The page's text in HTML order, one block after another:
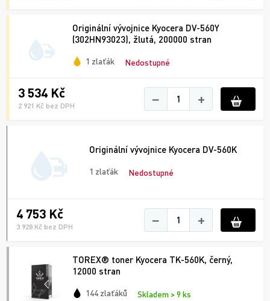
Originální vývojnice Kyocera DV-560Y
(302HN93023), žlutá, 200000 stran
1 zlaťák Nedostupné
3 534 Kč
2 921 Kč bez DPH − +
Originální vývojnice Kyocera DV-560K
1 zlaťák Nedostupné
4 753 Kč
3 928 Kč bez DPH − +
TOREX® toner Kyocera TK-560K, černý,
12000 stran
144 zlaťáků Skladem > 9 ks